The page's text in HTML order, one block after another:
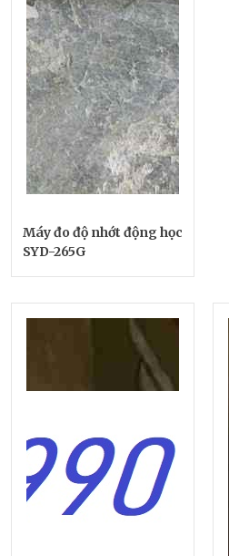
Máy đo độ nhớt động học
SYD-265G